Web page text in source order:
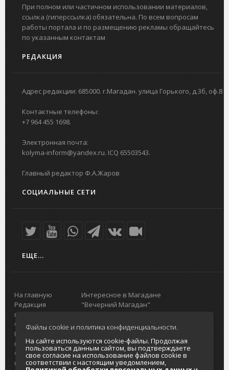
При полном или частичном использовании материалов,
ссылка (гиперссылка) обязательна. По всем вопросам
работы портала и по размещению рекламы обращайтесь
по указанным контактам
РЕДАКЦИЯ
Адрес редакции: 685000. г.Магадан. улица Горького, д.3б, оф.8
Контактные телефоны:
+7 964 455 1698.
Электронная почта:
kolyma-inform@yandex.ru. ICQ 65503543.
Главный редактор Ф.А.Жаров
СОЦИАЛЬНЫЕ СЕТИ
ЕЩЕ...
На главную
Редакция
портала
О проекте
Реклама на
портале
Отзывы и
предложения
Интересное в Магадане
"Вечерний Магадан"
Городская доска объявлений
Реклама
Главный туристический портал
Колымы
Политика в отношении обработки
персональных данных
Файлы cookie и политика конфиденциальности.
На сайте используются cookie-файлы. Продолжая
пользоваться данным сайтом, вы подтверждаете
свое согласие на использование файлов cookie в
соответствии с настоящим уведомлением,